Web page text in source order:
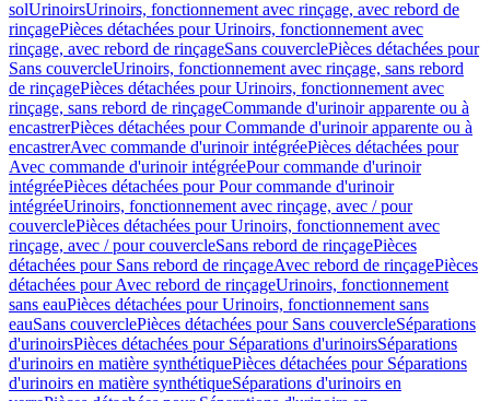
solUrinoirsUrinoirs, fonctionnement avec rinçage, avec rebord de
rinçagePièces détachées pour Urinoirs, fonctionnement avec
rinçage, avec rebord de rinçageSans couverclePièces détachées pour
Sans couvercleUrinoirs, fonctionnement avec rinçage, sans rebord
de rinçagePièces détachées pour Urinoirs, fonctionnement avec
rinçage, sans rebord de rinçageCommande d'urinoir apparente ou à
encastrerPièces détachées pour Commande d'urinoir apparente ou à
encastrerAvec commande d'urinoir intégréePièces détachées pour
Avec commande d'urinoir intégréePour commande d'urinoir
intégréePièces détachées pour Pour commande d'urinoir
intégréeUrinoirs, fonctionnement avec rinçage, avec / pour
couverclePièces détachées pour Urinoirs, fonctionnement avec
rinçage, avec / pour couvercleSans rebord de rinçagePièces
détachées pour Sans rebord de rinçageAvec rebord de rinçagePièces
détachées pour Avec rebord de rinçageUrinoirs, fonctionnement
sans eauPièces détachées pour Urinoirs, fonctionnement sans
eauSans couverclePièces détachées pour Sans couvercleSéparations
d'urinoirsPièces détachées pour Séparations d'urinoirsSéparations
d'urinoirs en matière synthétiquePièces détachées pour Séparations
d'urinoirs en matière synthétiqueSéparations d'urinoirs en